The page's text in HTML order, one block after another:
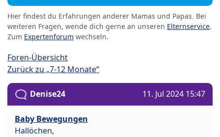
Hier findest du Erfahrungen anderer Mamas und Papas. Bei
weiteren Fragen, wende dich gerne an unseren Elternservice.
Zum Expertenforum wechseln.
Foren-Übersicht
Zurück zu „7-12 Monate“
Denise24 11. Jul 2024 15:47
Baby Bewegungen
Hallöchen,